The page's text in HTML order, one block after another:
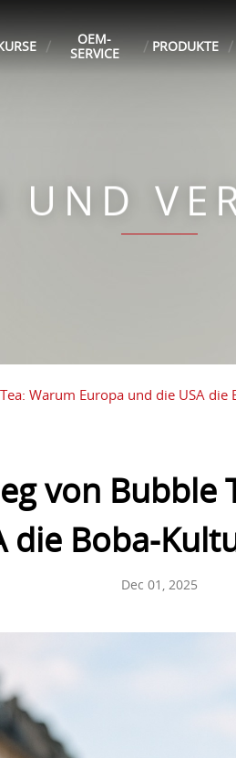
OEM-
SERVICE
PRODUKTE
UND
Warum Europa und die USA
von Bubble
die Boba-
Dec 01, 2025